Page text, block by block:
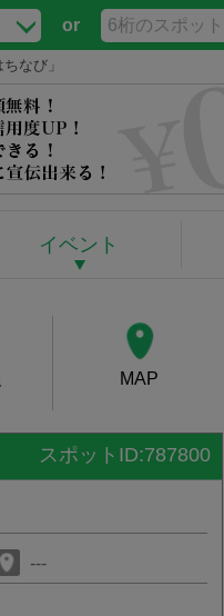
or
なび」
イベント
MAP
スポットID:787800
---